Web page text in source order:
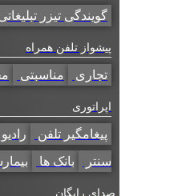
گویندگی تیزر
پیشواز تلفن همراه
تجاری مناسبتی
اپراتوری
پیغامگیر تلفن
سنتر
بانک ها
صدای رایگان